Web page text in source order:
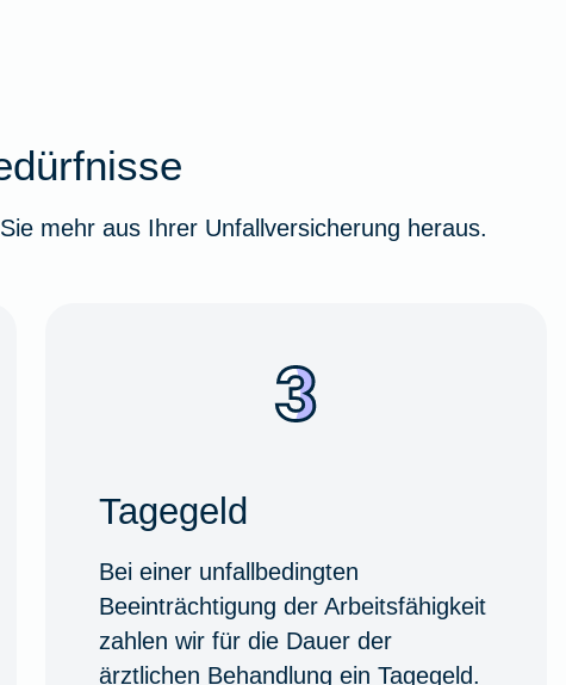
mehr aus Ihrer Unfallversicherung heraus.
Tagegeld
Bei einer unfallbedingten
Beeinträchtigung der Arbeitsfähigkeit
zahlen wir für die Dauer der
ärztlichen Behandlung ein Tagegeld.